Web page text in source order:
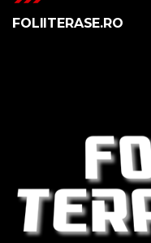
FOLIITERASE.RO